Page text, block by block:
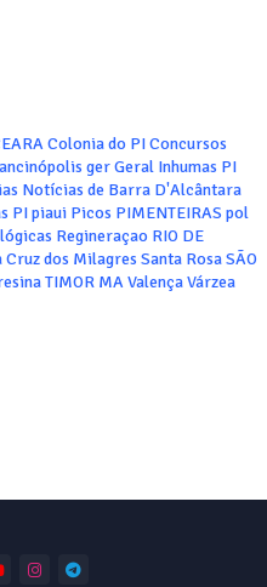
Colonia do PIConcursos
gerGeral Inhumas PI
Notícias de Barra D'Alcântara
PIpiaui Picos PIMENTEIRAS pol
Regineraçao RIO DE
Cruz dos Milagres Santa RosaSÃO
TIMOR MAValençaVárzea